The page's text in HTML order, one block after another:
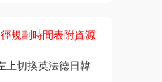
規劃時間表附資源
上切換英法德日韓